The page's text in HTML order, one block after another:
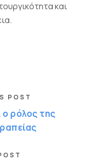
και
POST
ο ρόλος της